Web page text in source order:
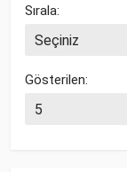
Sırala:
Gösterilen: